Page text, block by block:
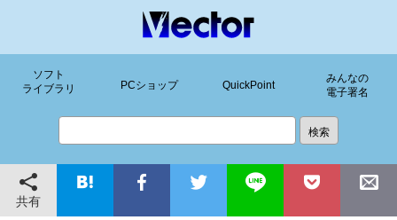
ソフト
ライブラリ
PCショップ QuickPoint
みんなの
電子署名
共有